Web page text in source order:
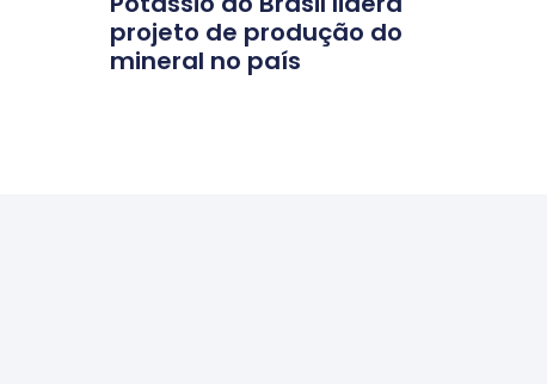
projeto de produção do
mineral no país